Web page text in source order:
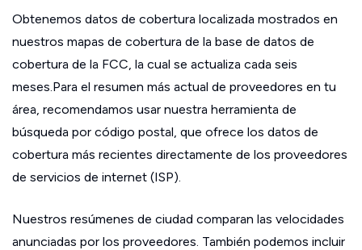
Obtenemos datos de cobertura localizada mostrados en
nuestros mapas de cobertura de la base de datos de
cobertura de la FCC, la cual se actualiza cada seis
meses.Para el resumen más actual de proveedores en tu
área, recomendamos usar nuestra herramienta de
búsqueda por código postal, que ofrece los datos de
cobertura más recientes directamente de los proveedores
de servicios de internet (ISP).
Nuestros resúmenes de ciudad comparan las velocidades
anunciadas por los proveedores. También podemos incluir